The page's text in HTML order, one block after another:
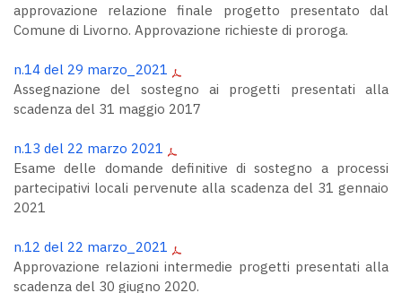
approvazione relazione finale progetto presentato dal
Comune di Livorno. Approvazione richieste di proroga.
n.14 del 29 marzo_2021
Assegnazione del sostegno ai progetti presentati alla
scadenza del 31 maggio 2017
n.13 del 22 marzo 2021
Esame delle domande definitive di sostegno a processi
partecipativi locali pervenute alla scadenza del 31 gennaio
2021
n.12 del 22 marzo_2021
Approvazione relazioni intermedie progetti presentati alla
scadenza del 30 giugno 2020.